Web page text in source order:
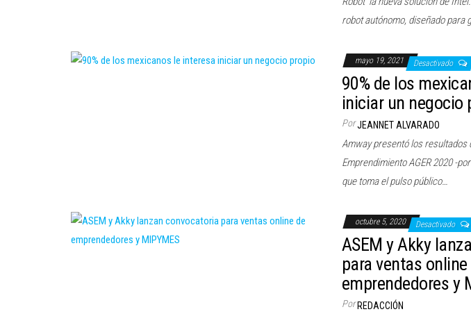
robot autónomo, diseñado para
mayo 19, 2021 Desactivado
90% de los
iniciar un negocio
PorJEANNET ALVARADO
Amway presentó los resultados
Emprendimiento AGER 2020 -
que toma el pulso público…
octubre 5, 2020 Desactivado
ASEM y Akky
para ventas online
emprendedores y
Por REDACCIÓN